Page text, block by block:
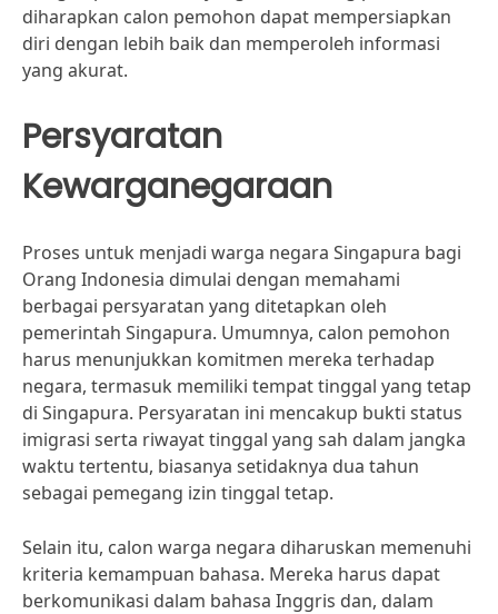
diharapkan calon pemohon dapat mempersiapkan
diri dengan lebih baik dan memperoleh informasi
yang akurat.
Persyaratan
Kewarganegaraan
Proses untuk menjadi warga negara Singapura bagi
Orang Indonesia dimulai dengan memahami
berbagai persyaratan yang ditetapkan oleh
pemerintah Singapura. Umumnya, calon pemohon
harus menunjukkan komitmen mereka terhadap
negara, termasuk memiliki tempat tinggal yang tetap
di Singapura. Persyaratan ini mencakup bukti status
imigrasi serta riwayat tinggal yang sah dalam jangka
waktu tertentu, biasanya setidaknya dua tahun
sebagai pemegang izin tinggal tetap.
Selain itu, calon warga negara diharuskan memenuhi
kriteria kemampuan bahasa. Mereka harus dapat
berkomunikasi dalam bahasa Inggris dan, dalam